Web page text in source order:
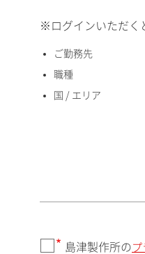
国 / エリア
※ログインいただく
ご勤務先
職種
国 / エリア
島津製作所の